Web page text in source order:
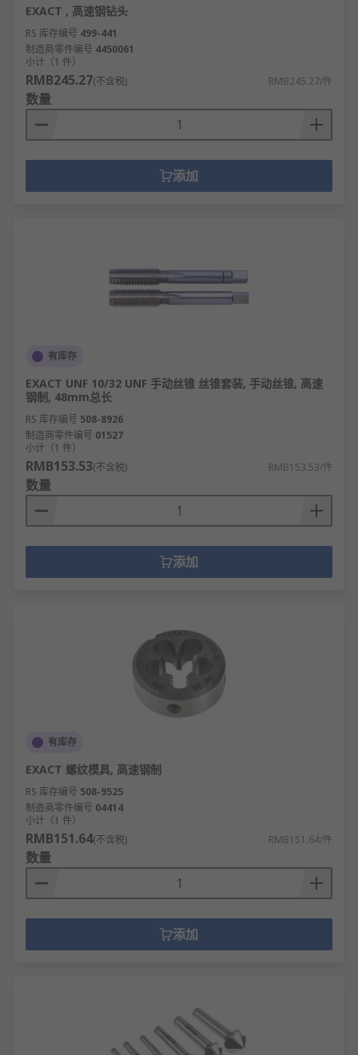
EXACT , 高速钢钻头
RS 库存编号 499-441
制造商零件编号 4450061
小计（1 件）
RMB245.27(不含税) RMB245.27/件
数量
添加
有库存
EXACT UNF 10/32 UNF 手动丝锥 丝锥套装, 手动丝锥, 高速
钢制, 48mm总长
RS 库存编号 508-8926
制造商零件编号 01527
小计（1 件）
RMB153.53(不含税) RMB153.53/件
数量
添加
有库存
EXACT 螺纹模具, 高速钢制
RS 库存编号 508-9525
制造商零件编号 04414
小计（1 件）
RMB151.64(不含税) RMB151.64/件
数量
添加